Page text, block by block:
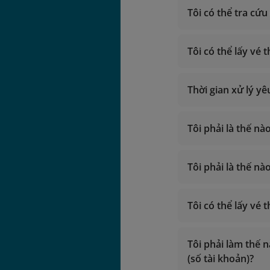
Gọi từ nước
Phiên ngang
Tôi có thể tra
Tôi có thể lấy vé
Tìm hiểu
Thời gian xử lý
Tôi phải là thế
Giờ hoạt
Gọi từ nước
Email:
Tôi phải là thế
Gọi trong
Gọi từ nước
Tôi có thể lấy vé
Tôi phải làm thế
(số tài khoản)?